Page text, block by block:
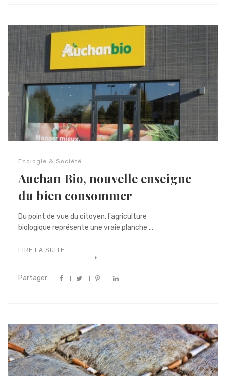
Ecologie & Société
Auchan Bio, nouvelle enseigne
du bien consommer
Du point de vue du citoyen, l'agriculture
biologique représente une vraie planche ...
LIRE LA SUITE
Partager: